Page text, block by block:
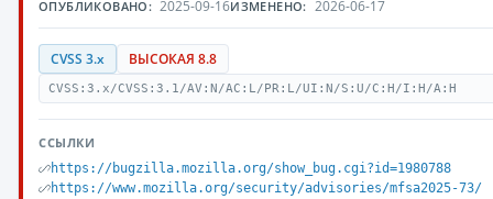
ОПУБЛИКОВАНО: 2025-09-16ИЗМЕНЕНО: 2026-06-17
CVSS 3.x ВЫСОКАЯ 8.8
CVSS:3.x/CVSS:3.1/AV:N/AC:L/PR:L/UI:N/S:U/C:H/I:H/A:H
ССЫЛКИ
https://bugzilla.mozilla.org/show_bug.cgi?id=1980788
https://www.mozilla.org/security/advisories/mfsa2025-73/